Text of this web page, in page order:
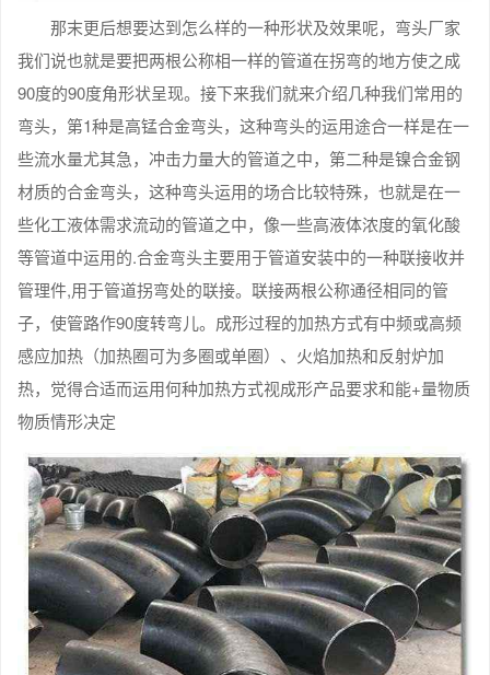
那末更后想要达到怎么样的一种形状及效果呢，弯头厂家
我们说也就是要把两根公称相一样的管道在拐弯的地方使之成
90度的90度角形状呈现。接下来我们就来介绍几种我们常用的
弯头，第1种是高锰合金弯头，这种弯头的运用途合一样是在一
些流水量尤其急，冲击力量大的管道之中，第二种是镍合金钢
材质的合金弯头，这种弯头运用的场合比较特殊，也就是在一
些化工液体需求流动的管道之中，像一些高液体浓度的氧化酸
等管道中运用的.合金弯头主要用于管道安装中的一种联接收并
管理件,用于管道拐弯处的联接。联接两根公称通径相同的管
子，使管路作90度转弯儿。成形过程的加热方式有中频或高频
感应加热（加热圈可为多圈或单圈）、火焰加热和反射炉加
热，觉得合适而运用何种加热方式视成形产品要求和能+量物质
物质情形决定